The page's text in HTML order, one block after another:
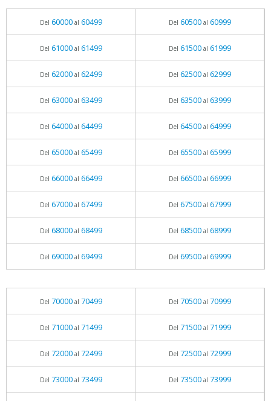
Del 60000al 60499 Del 60500al 60999
Del 61000al 61499 Del 61500al 61999
Del 62000al 62499 Del 62500al 62999
Del 63000al 63499 Del 63500al 63999
Del 64000al 64499 Del 64500al 64999
Del 65000al 65499 Del 65500al 65999
Del 66000al 66499 Del 66500al 66999
Del 67000al 67499 Del 67500al 67999
Del 68000al 68499 Del 68500al 68999
Del 69000al 69499 Del 69500al 69999
Del 70000al 70499 Del 70500al 70999
Del 71000al 71499 Del 71500al 71999
Del 72000al 72499 Del 72500al 72999
Del 73000al 73499 Del 73500al 73999